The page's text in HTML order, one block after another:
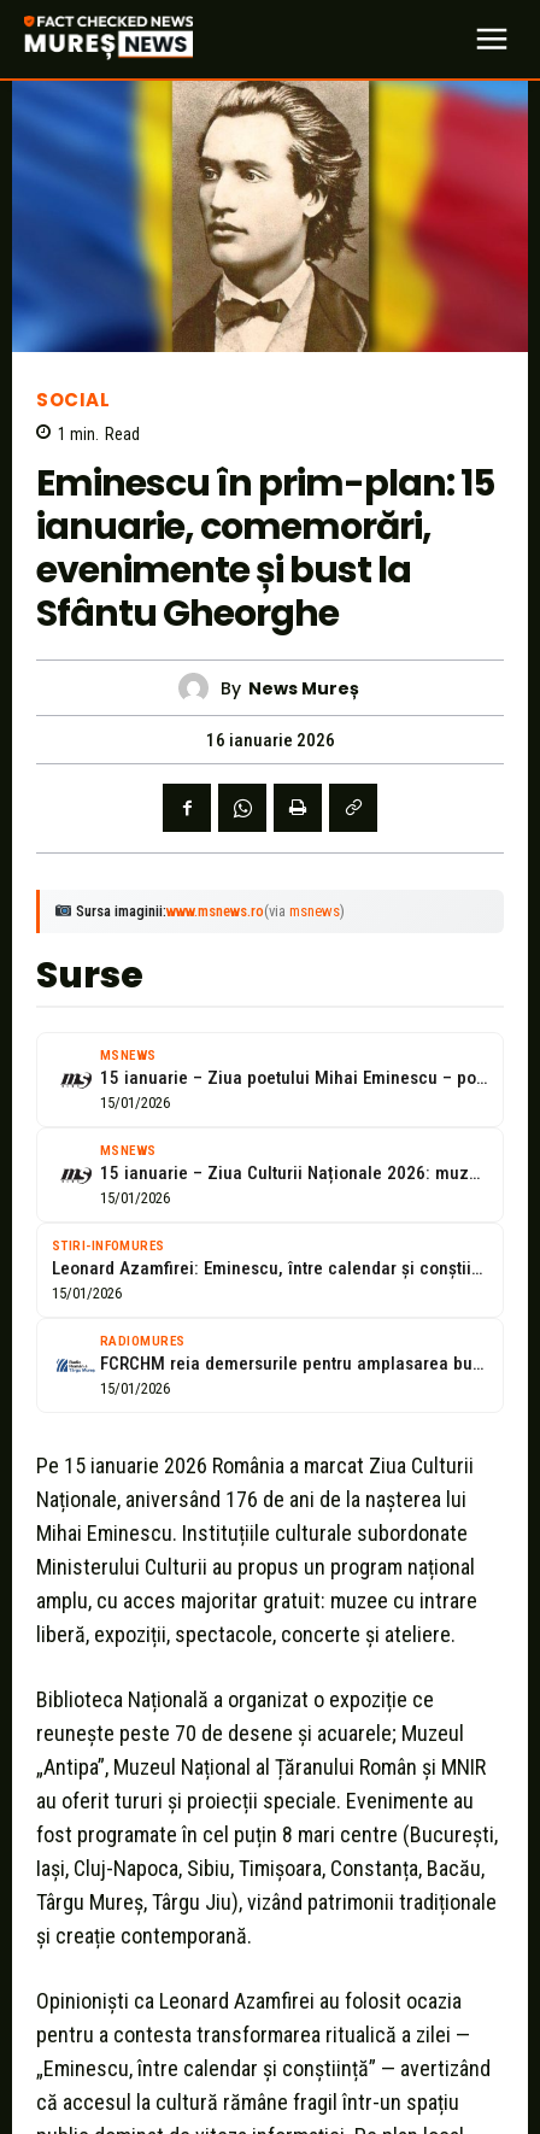
SOCIAL
1 min. Read
Eminescu în prim-plan: 15
ianuarie, comemorări,
evenimente și bust la
Sfântu Gheorghe
By News Mureș
16 ianuarie 2026
Sursa imaginii:www.msnews.ro(via msnews)
Surse
MSNEWS
15 ianuarie – Ziua poetului Mihai Eminescu – poetul nepereche, sufletul viu...
15/01/2026
MSNEWS
15 ianuarie – Ziua Culturii Naționale 2026: muzee cu intrare liberă, spectacole,...
15/01/2026
STIRI-INFOMURES
Leonard Azamfirei: Eminescu, între calendar și conștiință
15/01/2026
RADIOMURES
FCRCHM reia demersurile pentru amplasarea bustului lui Eminescu la Sfântu Gheorghe
15/01/2026
Pe 15 ianuarie 2026 România a marcat Ziua Culturii
Naționale, aniversând 176 de ani de la nașterea lui
Mihai Eminescu. Instituțiile culturale subordonate
Ministerului Culturii au propus un program național
amplu, cu acces majoritar gratuit: muzee cu intrare
liberă, expoziții, spectacole, concerte și ateliere.
Biblioteca Națională a organizat o expoziție ce
reunește peste 70 de desene și acuarele; Muzeul
„Antipa”, Muzeul Național al Țăranului Român și MNIR
au oferit tururi și proiecții speciale. Evenimente au
fost programate în cel puțin 8 mari centre (București,
Iași, Cluj-Napoca, Sibiu, Timișoara, Constanța, Bacău,
Târgu Mureș, Târgu Jiu), vizând patrimonii tradiționale
și creație contemporană.
Opinioniști ca Leonard Azamfirei au folosit ocazia
pentru a contesta transformarea ritualică a zilei —
„Eminescu, între calendar și conștiință” — avertizând
că accesul la cultură rămâne fragil într-un spațiu